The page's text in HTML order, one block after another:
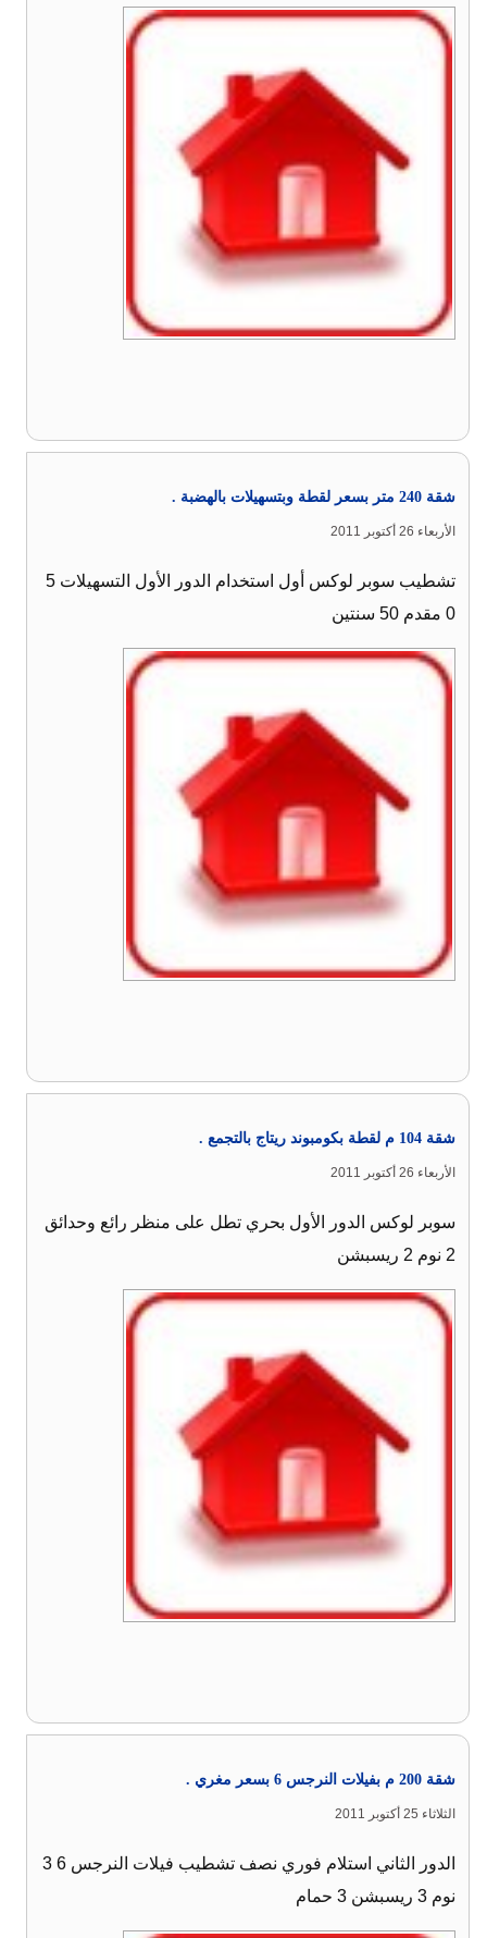
شقة 240 متر بسعر لقطة وبتسهيلات بالهضبة .
الأربعاء 26 أكتوبر 2011
تشطيب سوبر لوكس أول استخدام الدور الأول التسهيلات 5
0 مقدم 50 سنتين
شقة 104 م لقطة بكومبوند ريتاج بالتجمع .
الأربعاء 26 أكتوبر 2011
سوبر لوكس الدور الأول بحري تطل على منظر رائع وحدائق
2 نوم 2 ريسبشن
شقة 200 م بفيلات النرجس 6 بسعر مغري .
الثلاثاء 25 أكتوبر 2011
الدور الثاني استلام فوري نصف تشطيب فيلات النرجس 6 3
نوم 3 ريسبشن 3 حمام